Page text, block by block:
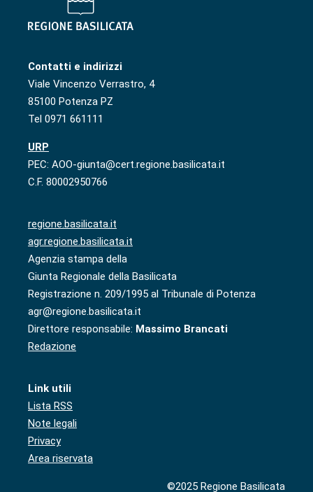
Contatti e indirizzi
Viale Vincenzo Verrastro, 4
85100 Potenza PZ
Tel 0971 661111
URP
PEC: AOO-giunta@cert.regione.basilicata.it
C.F. 80002950766
regione.basilicata.it
agr.regione.basilicata.it
Agenzia stampa della
Giunta Regionale della Basilicata
Registrazione n. 209/1995 al Tribunale di Potenza
agr@regione.basilicata.it
Direttore responsabile: Massimo Brancati
Redazione
Link utili
Lista RSS
Note legali
Privacy
Area riservata
©2025 Regione Basilicata